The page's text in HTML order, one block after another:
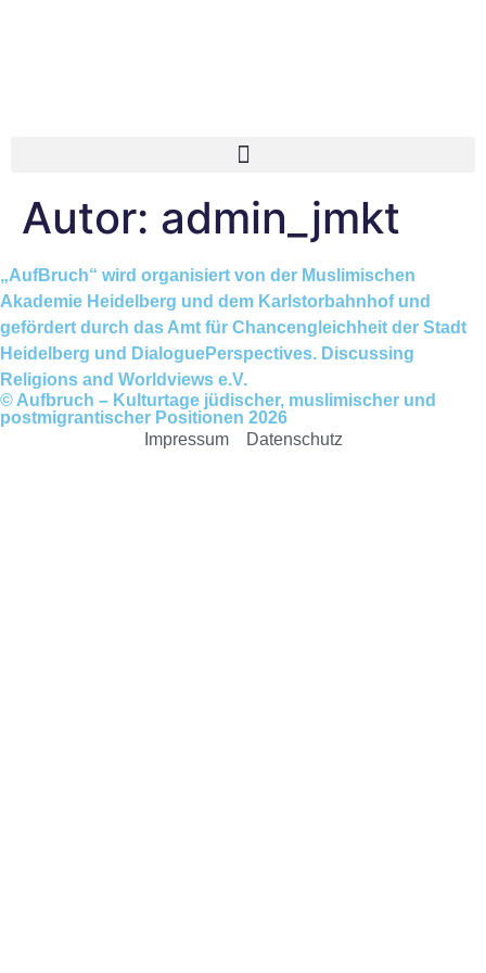
Autor: admin_jmkt
„AufBruch“ wird organisiert von der Muslimischen
Akademie Heidelberg und dem Karlstorbahnhof und
gefördert durch das Amt für Chancengleichheit der Stadt
Heidelberg und DialoguePerspectives. Discussing
Religions and Worldviews e.V.
© Aufbruch – Kulturtage jüdischer, muslimischer und
postmigrantischer Positionen 2026
Impressum
Datenschutz